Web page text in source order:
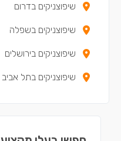
שיפוצניקים בדרום
שיפוצניקים בשפלה
שיפוצניקים בירושלים
שיפוצניקים בתל אביב